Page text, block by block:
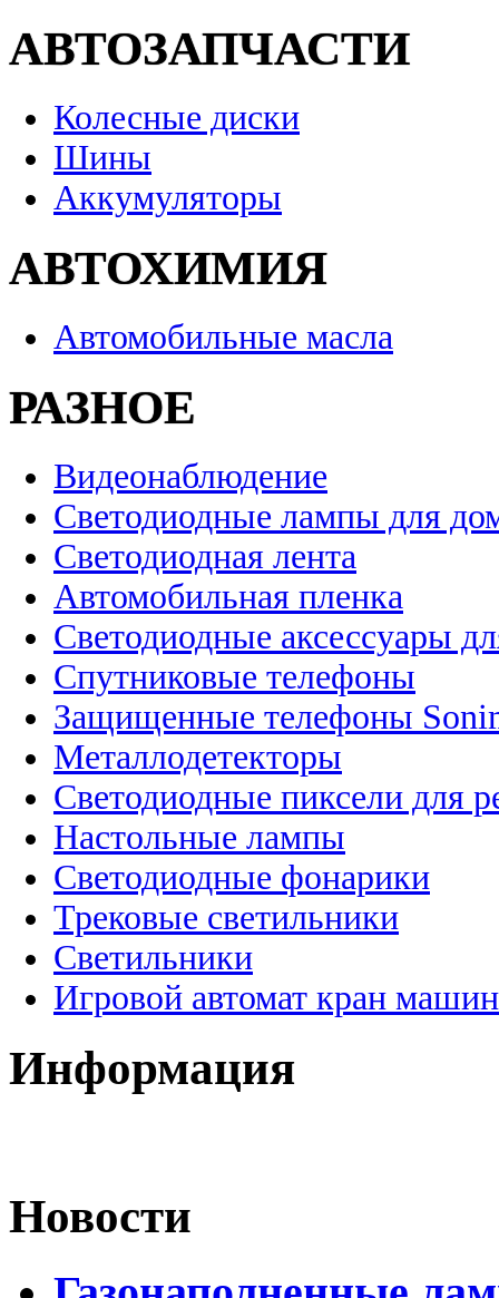
АВТОЗАПЧАСТИ
Колесные диски
Шины
Аккумуляторы
АВТОХИМИЯ
Автомобильные масла
РАЗНОЕ
Видеонаблюдение
Светодиодные лампы для
Светодиодная лента
Автомобильная пленка
Светодиодные аксессуары
Спутниковые телефоны
Защищенные телефоны
Металлодетекторы
Светодиодные пиксели для
Настольные лампы
Светодиодные фонарики
Трековые светильники
Светильники
Игровой автомат кран
Информация
Новости